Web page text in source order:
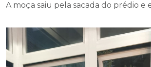
A moça saiu pela sacada do prédio e